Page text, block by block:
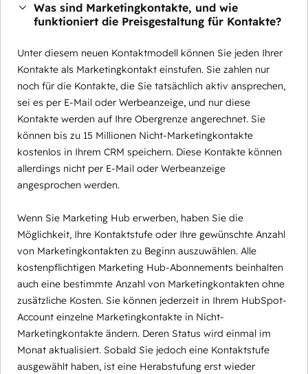
Was sind Marketingkontakte, und wie
funktioniert die Preisgestaltung für Kontakte?
Unter diesem neuen Kontaktmodell können Sie jeden Ihrer
Kontakte als Marketingkontakt einstufen. Sie zahlen nur
noch für die Kontakte, die Sie tatsächlich aktiv ansprechen,
sei es per E-Mail oder Werbeanzeige, und nur diese
Kontakte werden auf Ihre Obergrenze angerechnet. Sie
können bis zu 15 Millionen Nicht-Marketingkontakte
kostenlos in Ihrem CRM speichern. Diese Kontakte können
allerdings nicht per E-Mail oder Werbeanzeige
angesprochen werden.
Wenn Sie Marketing Hub erwerben, haben Sie die
Möglichkeit, Ihre Kontaktstufe oder Ihre gewünschte Anzahl
von Marketingkontakten zu Beginn auszuwählen. Alle
kostenpflichtigen Marketing Hub-Abonnements beinhalten
auch eine bestimmte Anzahl von Marketingkontakten ohne
zusätzliche Kosten. Sie können jederzeit in Ihrem HubSpot-
Account einzelne Marketingkontakte in Nicht-
Marketingkontakte ändern. Deren Status wird einmal im
Monat aktualisiert. Sobald Sie jedoch eine Kontaktstufe
ausgewählt haben, ist eine Herabstufung erst wieder